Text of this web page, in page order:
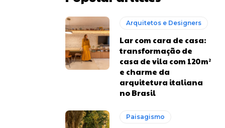
Arquitetos e Designers
Lar com cara de casa:
transformação de
casa de vila com 120m²
e charme da
arquitetura italiana
no Brasil
Paisagismo